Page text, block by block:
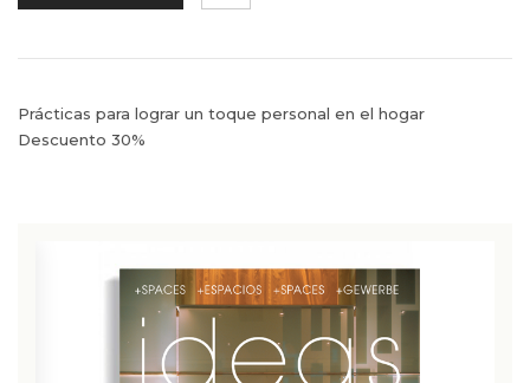
Prácticas para lograr un toque personal en el hogar
Descuento 30%